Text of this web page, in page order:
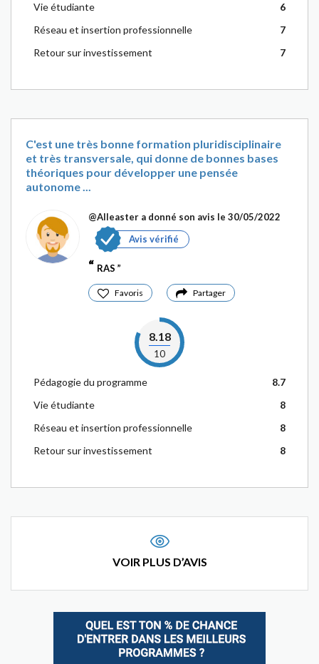
Vie étudiante
6
Réseau et insertion professionnelle
7
Retour sur investissement
7
C'est une très bonne formation pluridisciplinaire
et très transversale, qui donne de bonnes bases
théoriques pour développer une pensée
autonome ...
@Alleaster a donné son avis le 30/05/2022
Avis vérifié
RAS
Favoris Partager
8.18
10
Pédagogie du programme
8.7
Vie étudiante
8
Réseau et insertion professionnelle
8
Retour sur investissement
8
VOIR PLUS D’AVIS